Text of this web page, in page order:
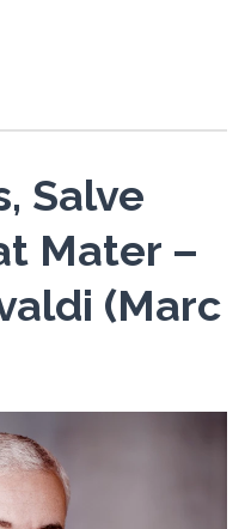
Salve
Mater –
(Marc